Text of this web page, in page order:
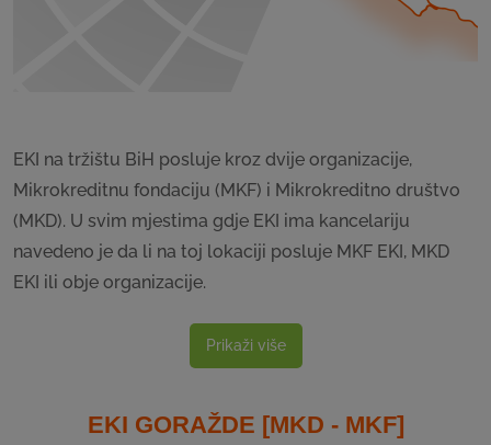
EKI na tržištu BiH posluje kroz dvije organizacije,
Mikrokreditnu fondaciju (MKF) i Mikrokreditno društvo
(MKD). U svim mjestima gdje EKI ima kancelariju
navedeno je da li na toj lokaciji posluje MKF EKI, MKD
EKI ili obje organizacije.
Prikaži više
EKI GORAŽDE [MKD - MKF]